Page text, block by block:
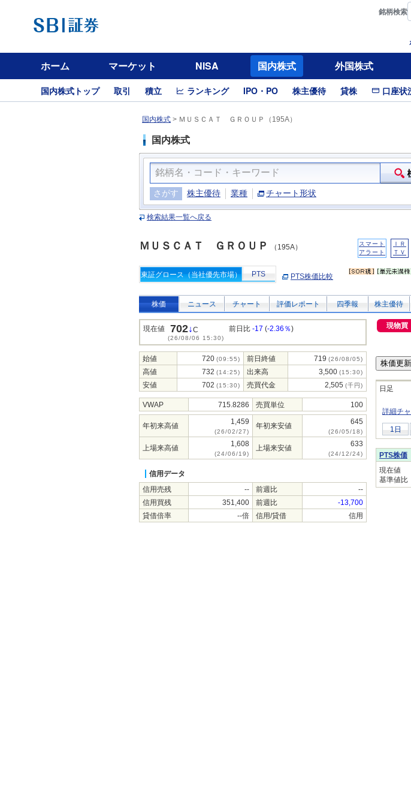
銘柄検索
ホーム マーケット NISA 国内株式 外国株式
国内株式トップ 取引 積立 ランキング IPO・PO 株主優待 貸株 口座状
国内株式 > ＭＵＳＣＡＴ ＧＲＯＵＰ（195A）
国内株式
さがす 株主優待 業種 チャート形状
検索結果一覧へ戻る
ＭＵＳＣＡＴ ＧＲＯＵＰ （195A）
スマート
アラート
ＩＲ
ＴＶ
東証グロース（当社優先市場） PTS PTS株価比較
株価 ニュース チャート 評価レポート 四季報 株主優待
現在値 702↓C
(26/08/06 15:30)
前日比 -17 (-2.36％)
始値 720 (09:55) 前日終値 719 (26/08/05)
高値 732 (14:25) 出来高 3,500 (15:30)
安値 702 (15:30) 売買代金 2,505 (千円)
VWAP 715.8286 売買単位 100
年初来高値 1,459
(26/02/27)
年初来安値 645
(26/05/18)
上場来高値 1,608
(24/06/19)
上場来安値 633
(24/12/24)
信用データ
信用売残
-- 前週比
--
信用買残
351,400 前週比
-13,700
貸借倍率
--倍 信用/貸借 信用
現物買
日足
詳細チ
1日
PTS株価
現在値
基準値比